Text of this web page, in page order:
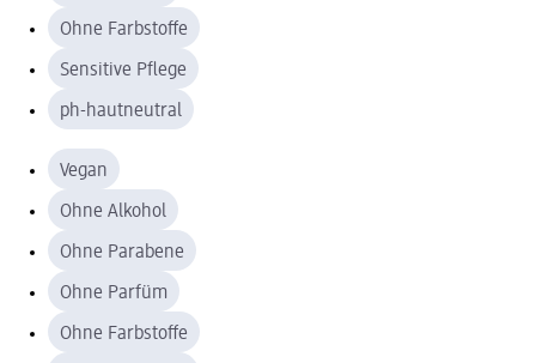
Ohne Farbstoffe
Sensitive Pflege
ph-hautneutral
Vegan
Ohne Alkohol
Ohne Parabene
Ohne Parfüm
Ohne Farbstoffe